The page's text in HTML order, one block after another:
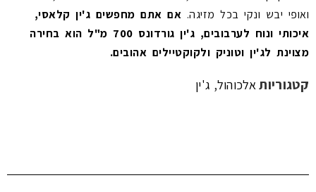
ואופי יבש ונקי בכל מזיגה. אם אתם מחפשים ג'ין קלאסי,
איכותי ונוח לערבובים, ג'ין גורדונס 700 מ"ל הוא בחירה
מצוינת לג'ין וטוניק ולקוקטיילים אהובים.
קטגוריותאלכוהול, ג'ין